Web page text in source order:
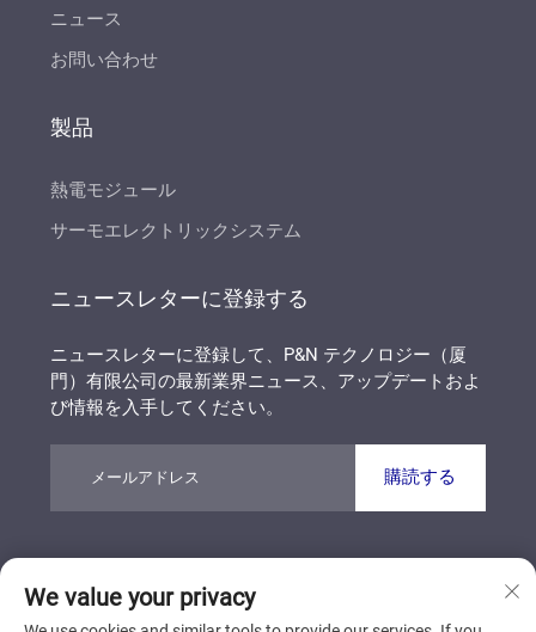
ニュース
お問い合わせ
製品
熱電モジュール
サーモエレクトリックシステム
ニュースレターに登録する
ニュースレターに登録して、P&N テクノロジー（厦
門）有限公司の最新業界ニュース、アップデートおよ
び情報を入手してください。
購読する
の権利を保有しています
ブログ
We value your privacy